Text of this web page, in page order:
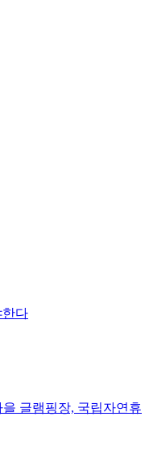
한다
글램핑장, 국립자연휴